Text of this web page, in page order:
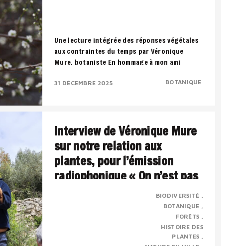
Une lecture intégrée des réponses végétales
aux contraintes du temps par Véronique
Mure, botaniste En hommage à mon ami
31 DÉCEMBRE 2025 BOTANIQUE
Interview de Véronique Mure
sur notre relation aux
plantes, pour l’émission
radiophonique « On n’est pas
sorti des ronces » par Jordan
Herlem – novembre 2022.
Présentation : Véronique MURE est botaniste
BIODIVERSITÉ
BOTANIQUE
FORÊTS
HISTOIRE DES
PLANTES